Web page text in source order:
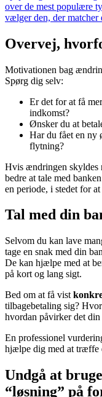
over de mest populære
vælger den, der matcher
Overvej,
Motivationen bag
Spørg dig selv:
Er det for at få
indkomst?
Ønsker du at
Har du fået en ny
flytning?
Hvis ændringen skyldes
bedre at tale med
en periode, i stedet for
Tal med din
Selvom du kan lave
tage en snak med din
De kan hjælpe med at
på kort og lang sigt.
Bed om at få vist
tilbagebetaling sig?
hvordan påvirker det
En professionel
hjælpe dig med at træffe
Undgå at
“løsning” på